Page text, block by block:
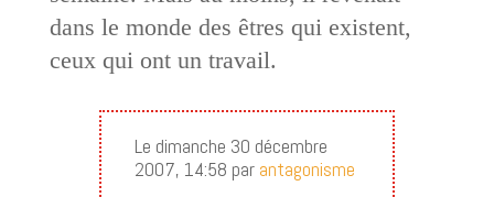
dans le monde des êtres qui existent,
ceux qui ont un travail.
Le dimanche 30 décembre
2007, 14:58 par antagonisme